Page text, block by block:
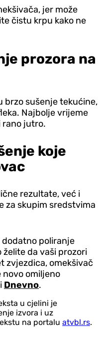
jer može
čistu krpu kako ne
prozora na
brzo sušenje tekućine,
Najbolje vrijeme
rano jutro.
koje
rezultate, već i
za skupim sredstvima
dodatno poliranje
da vaši prozori
zvjezdica, omekšivač
novo omiljeno
Dnevno.
u cjelini je
izvora i uz
na portalu atvbl.rs.